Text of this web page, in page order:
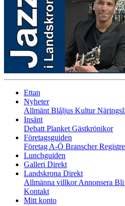
Ettan
Nyheter
Allmänt Blåljus Kultur
Insänt
Debatt Planket Gästkrönikor
Företagsguiden
Företag A-Ö Branscher
Lunchguiden
Galleri Direkt
Landskrona Direkt
Allmänna villkorAnnonsera Bli
Kontakt
Mitt konto